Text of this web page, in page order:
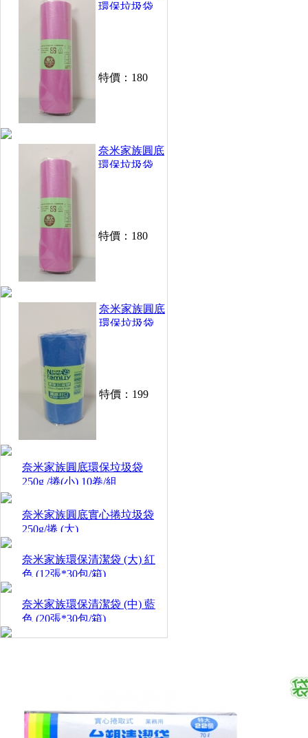
環保垃圾袋
特價： 180
奈米家族圓底
環保垃圾袋
特價： 180
奈米家族圓底
環保垃圾袋
特價： 199
奈米家族圓底環保垃圾袋
250g /捲(小) 10卷/組
奈米家族圓底實心捲垃圾袋
250g/捲 (大)
奈米家族環保清潔袋 (大) 紅
色 (12張*30包/箱)
奈米家族環保清潔袋 (中) 藍
色 (20張*30包/箱)